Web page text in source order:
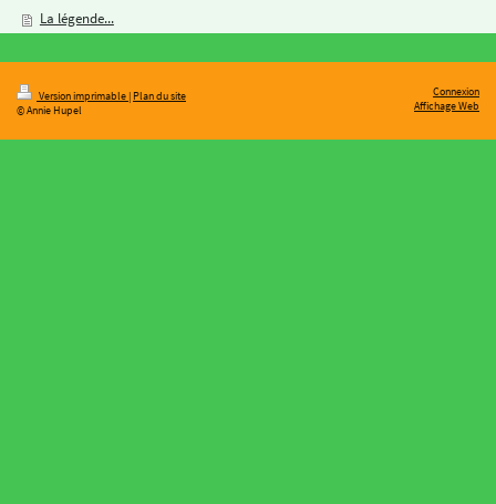
La légende...
Version imprimable | Plan du site
© Annie Hupel
Connexion
Affichage Web